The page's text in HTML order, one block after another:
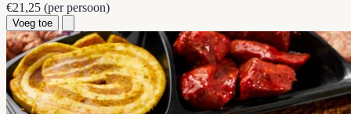
€21,25 (per persoon)
Voeg toe